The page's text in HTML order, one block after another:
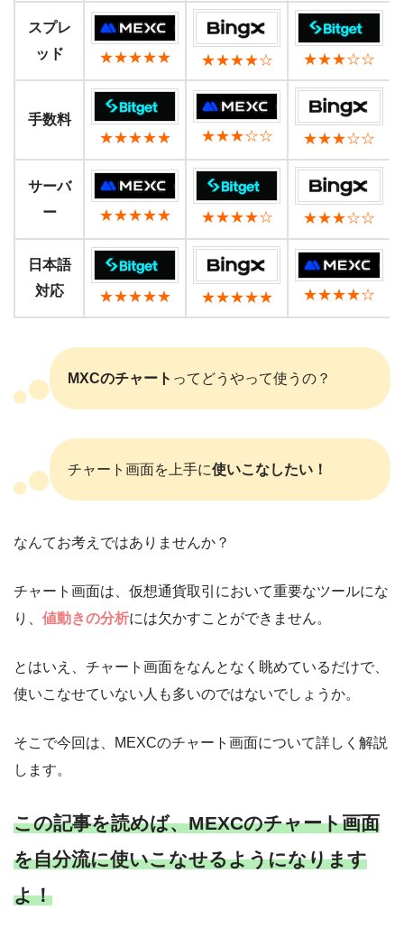
スプレ
ッド
★★★★★ ★★★★☆ ★★★☆☆
手数料
★★★★★
★★★☆☆ ★★★☆☆
サーバ
ー
★★★★★ ★★★★☆ ★★★☆☆
日本語
対応
★★★★★ ★★★★★ ★★★★☆
MXCのチャート ってどうやって使うの？
チャート画面を上手に使いこなしたい！
なんてお考えではありませんか？
チャート画面は、仮想通貨取引において重要なツールにな
り、 値動きの分析には欠かすことができません。
とはいえ、チャート画面をなんとなく眺めているだけで、
使いこなせていない人も多いのではないでしょうか。
そこで今回は、MEXCのチャート画面について詳しく解説
します。
この記事を読めば、MEXCのチャート画面
を自分流に使いこなせるようになります
よ！